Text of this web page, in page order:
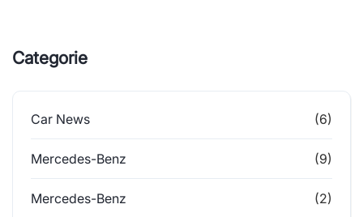
Categorie
Car News (6)
Mercedes-Benz (9)
Mercedes-Benz (2)